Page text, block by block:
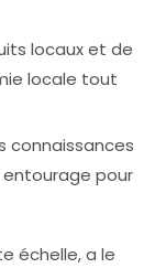
locaux et de
locale tout
connaissances
entourage pour
échelle, a le